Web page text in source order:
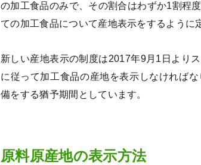
の加工食品のみで、その割合はわずか1割程
ての加工食品について産地表示をするように
新しい産地表示の制度は2017年9月1日より
に従って加工食品の産地を表示しなければ
備をする猶予期間としています。
原料原産地の表示方法